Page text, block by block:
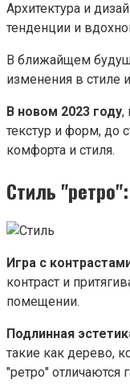
Архитектура и
тенденции и
В ближайщем
изменения в стиле
В новом 2023 году,
текстур и форм, до
комфорта и стиля.
Стиль
Игра с
контраст и
помещении.
Подлинная
такие как дерево,
"ретро"